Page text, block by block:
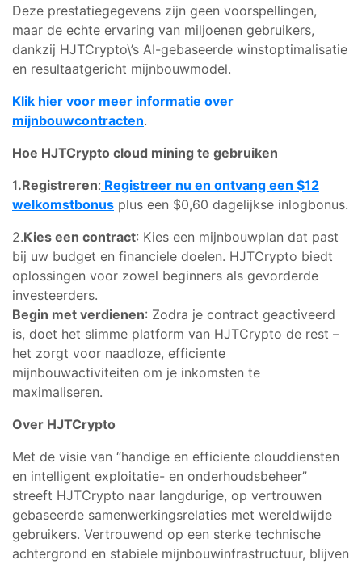
Deze prestatiegegevens zijn geen voorspellingen,
maar de echte ervaring van miljoenen gebruikers,
dankzij HJTCrypto\’s AI-gebaseerde winstoptimalisatie
en resultaatgericht mijnbouwmodel.
Klik hier voor meer informatie over
mijnbouwcontracten.
Hoe HJTCrypto cloud mining te gebruiken
1.Registreren: Registreer nu en ontvang een $12
welkomstbonus plus een $0,60 dagelijkse inlogbonus.
2.Kies een contract: Kies een mijnbouwplan dat past
bij uw budget en financiele doelen. HJTCrypto biedt
oplossingen voor zowel beginners als gevorderde
investeerders.
Begin met verdienen: Zodra je contract geactiveerd
is, doet het slimme platform van HJTCrypto de rest –
het zorgt voor naadloze, efficiente
mijnbouwactiviteiten om je inkomsten te
maximaliseren.
Over HJTCrypto
Met de visie van “handige en efficiente clouddiensten
en intelligent exploitatie- en onderhoudsbeheer”
streeft HJTCrypto naar langdurige, op vertrouwen
gebaseerde samenwerkingsrelaties met wereldwijde
gebruikers. Vertrouwend op een sterke technische
achtergrond en stabiele mijnbouwinfrastructuur, blijven